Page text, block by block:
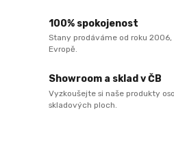
100% spokojenost
Stany prodáváme od roku
Evropě.
Showroom a sklad v ČB
Vyzkoušejte si naše produkty
skladových ploch.